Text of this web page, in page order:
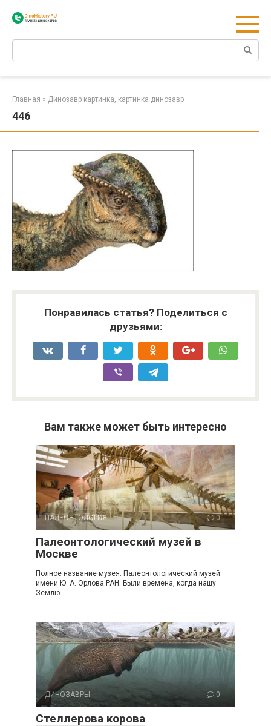
Главная » Динозавр картинка, картинка динозавр
446
Понравилась статья? Поделиться с
друзьями:
Вам также может быть интересно
ПАЛЕОНТОЛОГИЯ 0
Палеонтологический музей в
Москве
Полное название музея: Палеонтологический музей
имени Ю. А. Орлова РАН. Были времена, когда нашу
Землю
ДИНОЗАВРЫ 0
Стеллерова корова